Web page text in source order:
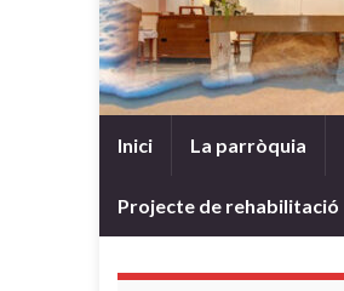
Inici La parròquia
Projecte de rehabilitació